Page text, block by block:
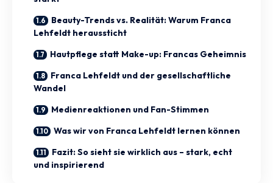
Beauty-Trends vs. Realität: Warum Franca
Lehfeldt heraussticht
Hautpflege statt Make-up: Francas Geheimnis
Franca Lehfeldt und der gesellschaftliche
Wandel
Medienreaktionen und Fan-Stimmen
Was wir von Franca Lehfeldt lernen können
Fazit: So sieht sie wirklich aus – stark, echt
und inspirierend